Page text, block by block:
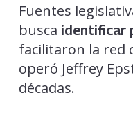
Fuentes
busca identificar
facilitaron la red
operó Jeffrey
décadas.